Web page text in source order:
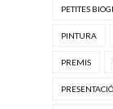
PETITES
PINTURA
PREMIS